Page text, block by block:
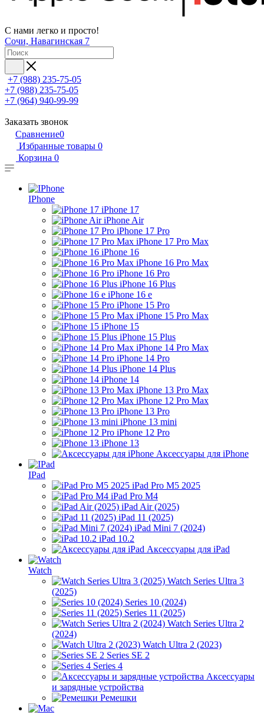
С нами легко и просто!
Сочи, Навагинская 7
+7 (988) 235-75-05
+7 (988) 235-75-05
+7 (964) 940-99-99
Заказать звонок
Сравнение0
Избранные товары 0
Корзина 0
IPhone
iPhone 17
iPhone Air
iPhone 17 Pro
iPhone 17 Pro Max
iPhone 16
iPhone 16 Pro Max
iPhone 16 Pro
iPhone 16 Plus
iPhone 16 e
iPhone 15 Pro
iPhone 15 Pro Max
iPhone 15
iPhone 15 Plus
iPhone 14 Pro Max
iPhone 14 Pro
iPhone 14 Plus
iPhone 14
iPhone 13 Pro Max
iPhone 12 Pro Max
iPhone 13 Pro
iPhone 13 mini
iPhone 12 Pro
iPhone 13
Аксессуары для iPhone
IPad
iPad Pro M5 2025
iPad Pro M4
iPad Air (2025)
iPad 11 (2025)
iPad Mini 7 (2024)
iPad 10.2
Аксессуары для iPad
Watch
Watch Series Ultra 3
(2025)
Series 10 (2024)
Series 11 (2025)
Watch Series Ultra 2
(2024)
Watch Ultra 2 (2023)
Series SE 2
Series 4
Аксессуары
и зарядные устройства
Ремешки